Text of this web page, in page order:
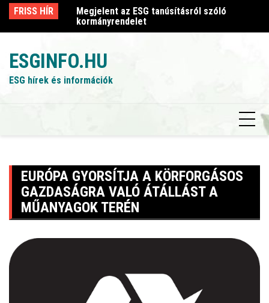
Skip
content
FRISS HÍR
szóló
Megjelent az ESG tanúsításról szóló
kormányrendelet
ESGINFO.HU
ESG hírek és információk
EURÓPA GYORSÍTJA A KÖRFORGÁSOS
GAZDASÁGRA VALÓ ÁTÁLLÁST A
MŰANYAGOK TERÉN